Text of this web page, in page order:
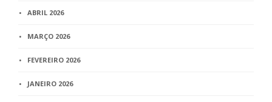
ABRIL 2026
MARÇO 2026
FEVEREIRO 2026
JANEIRO 2026